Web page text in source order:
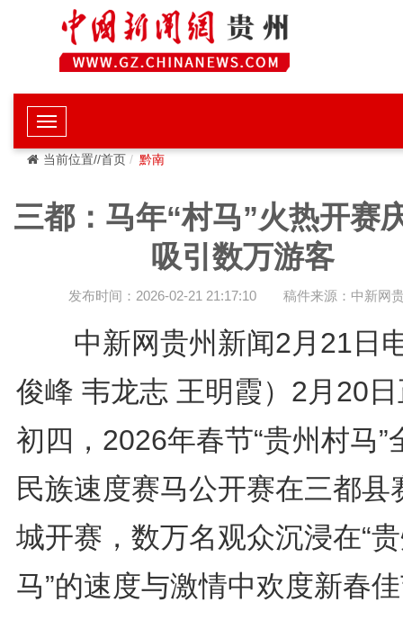
当前位置//首页 黔南
三都：马年“村马”火热开赛
吸引数万游客
发布时间：2026-02-21 21:17:10 稿件来源：中新网
中新网贵州新闻2月21日
俊峰 韦龙志 王明霞）2月20
初四，2026年春节“贵州村马”
民族速度赛马公开赛在三都县
城开赛，数万名观众沉浸在“
马”的速度与激情中欢度新春